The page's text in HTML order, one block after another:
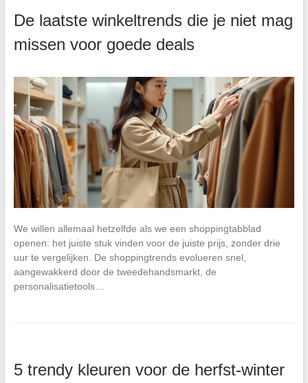
De laatste winkeltrends die je niet mag
missen voor goede deals
We willen allemaal hetzelfde als we een shoppingtabblad
openen: het juiste stuk vinden voor de juiste prijs, zonder drie
uur te vergelijken. De shoppingtrends evolueren snel,
aangewakkerd door de tweedehandsmarkt, de
personalisatietools…
5 trendy kleuren voor de herfst-winter